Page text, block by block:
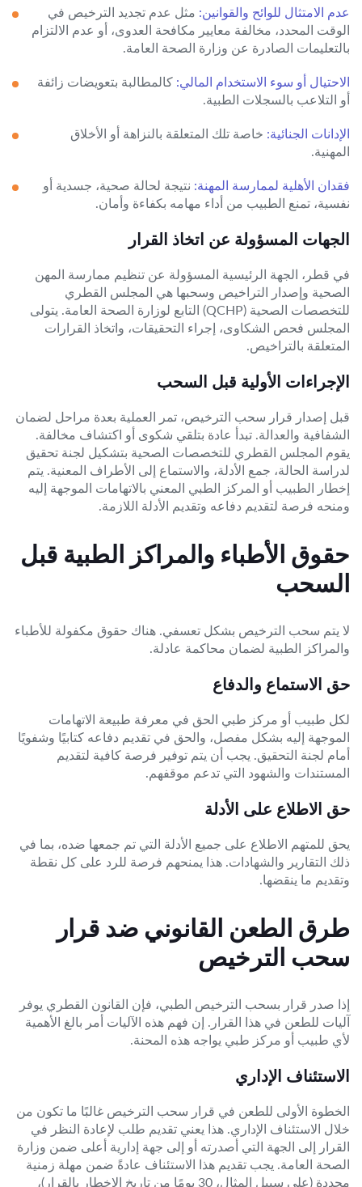
عدم الامتثال للوائح والقوانين: مثل عدم تجديد الترخيص في
الوقت المحدد، مخالفة معايير مكافحة العدوى، أو عدم الالتزام
بالتعليمات الصادرة عن وزارة الصحة العامة.
الاحتيال أو سوء الاستخدام المالي: كالمطالبة بتعويضات زائفة
أو التلاعب بالسجلات الطبية.
الإدانات الجنائية: خاصة تلك المتعلقة بالنزاهة أو الأخلاق
المهنية.
فقدان الأهلية لممارسة المهنة: نتيجة لحالة صحية، جسدية أو
نفسية، تمنع الطبيب من أداء مهامه بكفاءة وأمان.
الجهات المسؤولة عن اتخاذ القرار
في قطر، الجهة الرئيسية المسؤولة عن تنظيم ممارسة المهن
الصحية وإصدار التراخيص وسحبها هي المجلس القطري
للتخصصات الصحية (QCHP) التابع لوزارة الصحة العامة. يتولى
المجلس فحص الشكاوى، إجراء التحقيقات، واتخاذ القرارات
المتعلقة بالتراخيص.
الإجراءات الأولية قبل السحب
قبل إصدار قرار سحب الترخيص، تمر العملية بعدة مراحل لضمان
الشفافية والعدالة. تبدأ عادة بتلقي شكوى أو اكتشاف مخالفة.
يقوم المجلس القطري للتخصصات الصحية بتشكيل لجنة تحقيق
لدراسة الحالة، جمع الأدلة، والاستماع إلى الأطراف المعنية. يتم
إخطار الطبيب أو المركز الطبي المعني بالاتهامات الموجهة إليه
ومنحه فرصة لتقديم دفاعه وتقديم الأدلة اللازمة.
حقوق الأطباء والمراكز الطبية قبل
السحب
لا يتم سحب الترخيص بشكل تعسفي. هناك حقوق مكفولة للأطباء
والمراكز الطبية لضمان محاكمة عادلة.
حق الاستماع والدفاع
لكل طبيب أو مركز طبي الحق في معرفة طبيعة الاتهامات
الموجهة إليه بشكل مفصل، والحق في تقديم دفاعه كتابيًا وشفويًا
أمام لجنة التحقيق. يجب أن يتم توفير فرصة كافية لتقديم
المستندات والشهود التي تدعم موقفهم.
حق الاطلاع على الأدلة
يحق للمتهم الاطلاع على جميع الأدلة التي تم جمعها ضده، بما في
ذلك التقارير والشهادات. هذا يمنحهم فرصة للرد على كل نقطة
وتقديم ما ينقضها.
طرق الطعن القانوني ضد قرار
سحب الترخيص
إذا صدر قرار بسحب الترخيص الطبي، فإن القانون القطري يوفر
آليات للطعن في هذا القرار. إن فهم هذه الآليات أمر بالغ الأهمية
لأي طبيب أو مركز طبي يواجه هذه المحنة.
الاستئناف الإداري
الخطوة الأولى للطعن في قرار سحب الترخيص غالبًا ما تكون من
خلال الاستئناف الإداري. هذا يعني تقديم طلب لإعادة النظر في
القرار إلى الجهة التي أصدرته أو إلى جهة إدارية أعلى ضمن وزارة
الصحة العامة. يجب تقديم هذا الاستئناف عادةً ضمن مهلة زمنية
محددة (على سبيل المثال، 30 يومًا من تاريخ الإخطار بالقرار)،